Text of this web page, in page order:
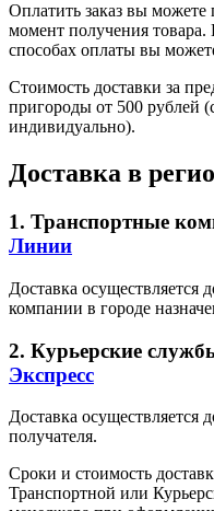
Оплатить заказ вы можете
момент получения
способах оплаты вы
Стоимость доставки за
пригороды от 500 рублей
индивидуально).
Доставка в
1. Транспортные
Линии
Доставка осуществляется
компании в городе
2. Курьерские
Экспресс
Доставка осуществляется
получателя.
Сроки и стоимость
Транспортной или